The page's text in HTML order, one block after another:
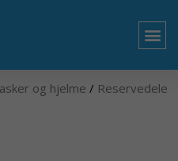
og hjelme / Reservedele